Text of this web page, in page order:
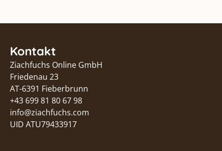
Kontakt
Ziachfuchs Online GmbH
Friedenau 23
AT-6391 Fieberbrunn
+43 699 81 80 67 98
info@ziachfuchs.com
UID ATU79433917